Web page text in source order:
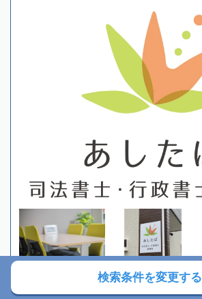
検索条件を変更する